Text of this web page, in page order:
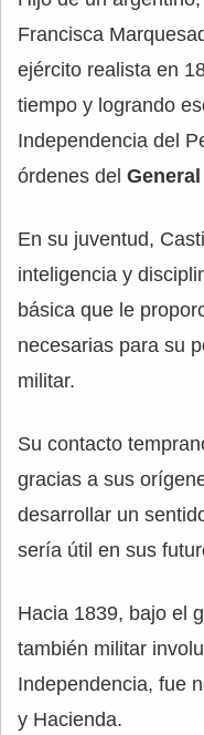
Francisca
ejército realista en
tiempo y logrando
Independencia del
órdenes del
En su juventud,
inteligencia y
básica que le
necesarias para su
militar.
Su contacto
gracias a sus
desarrollar un
sería útil en sus
Hacia 1839, bajo el
también militar
Independencia, fue
y Hacienda.